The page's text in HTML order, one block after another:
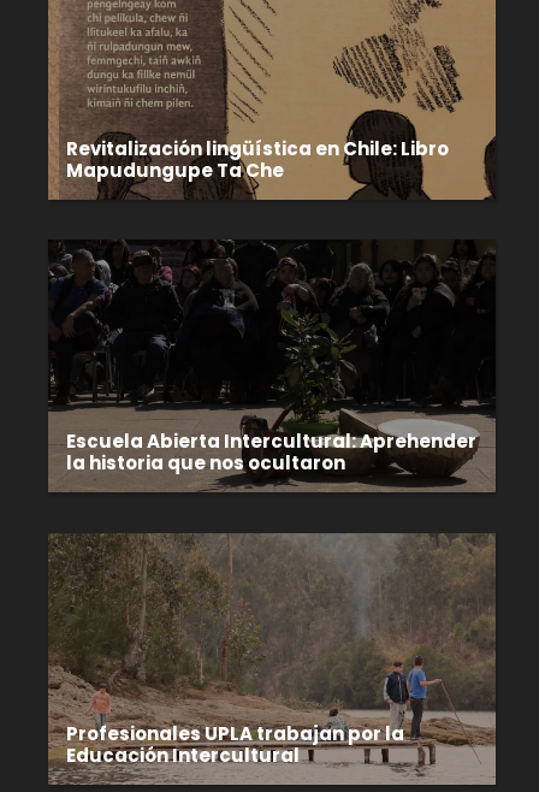
Revitalización lingüística en Chile: Libro
Mapudungupe Ta Che
Escuela Abierta Intercultural: Aprehender
la historia que nos ocultaron
Profesionales UPLA trabajan por la
Educación Intercultural